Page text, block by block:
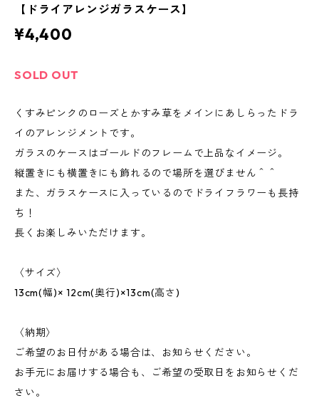
【ドライアレンジガラスケース】
¥4,400
SOLD OUT
くすみピンクのローズとかすみ草をメインにあしらったドラ
イのアレンジメントです。
ガラスのケースはゴールドのフレームで上品なイメージ。
縦置きにも横置きにも飾れるので場所を選びません＾＾
また、ガラスケースに入っているのでドライフラワーも長持
ち！
長くお楽しみいただけます。
〈サイズ〉
13cm(幅)× 12cm(奥行)×13cm(高さ)
〈納期〉
ご希望のお日付がある場合は、お知らせください。
お手元にお届けする場合も、ご希望の受取日をお知らせくだ
さい。